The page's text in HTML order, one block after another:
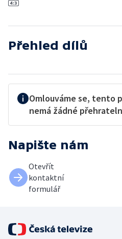
Přehled dílů
Omlouváme se, tento
nemá žádné
Napište nám
Otevřít
kontaktní
formulář